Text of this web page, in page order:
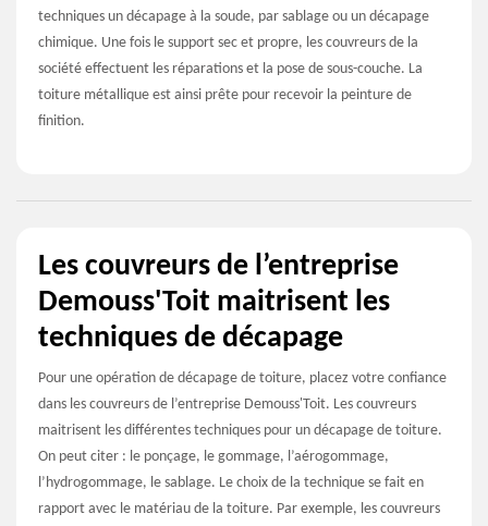
techniques un décapage à la soude, par sablage ou un décapage
chimique. Une fois le support sec et propre, les couvreurs de la
société effectuent les réparations et la pose de sous-couche. La
toiture métallique est ainsi prête pour recevoir la peinture de
finition.
Les couvreurs de l’entreprise
Demouss'Toit maitrisent les
techniques de décapage
Pour une opération de décapage de toiture, placez votre confiance
dans les couvreurs de l’entreprise Demouss'Toit. Les couvreurs
maitrisent les différentes techniques pour un décapage de toiture.
On peut citer : le ponçage, le gommage, l’aérogommage,
l’hydrogommage, le sablage. Le choix de la technique se fait en
rapport avec le matériau de la toiture. Par exemple, les couvreurs